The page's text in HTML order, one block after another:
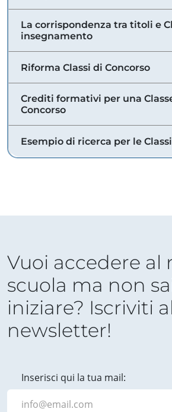
La corrispondenza tra titoli e
insegnamento
Riforma Classi di Concorso
Crediti formativi per una
Concorso
Esempio di ricerca per le
Vuoi accedere al
scuola ma non
iniziare? Iscriviti
newsletter!
Inserisci qui la tua mail: